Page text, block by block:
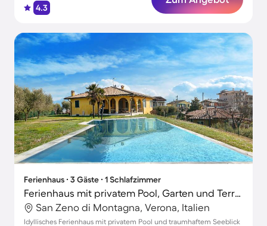
4.3
Ferienhaus ∙ 3 Gäste ∙ 1 Schlafzimmer
Ferienhaus mit privatem Pool, Garten und Terrasse | Seeblick
San Zeno di Montagna, Verona, Italien
Idyllisches Ferienhaus mit privatem Pool und traumhaftem Seeblick